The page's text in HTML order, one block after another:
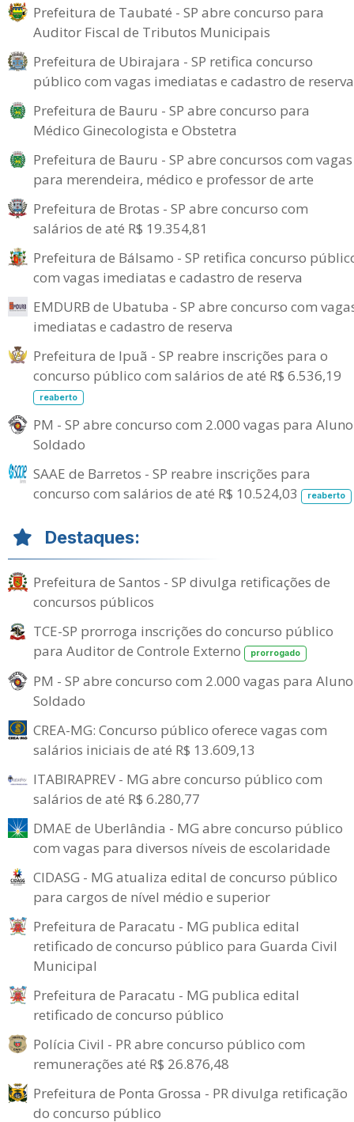
Prefeitura de Taubaté - SP abre concurso para
Auditor Fiscal de Tributos Municipais
Prefeitura de Ubirajara - SP retifica concurso
público com vagas imediatas e cadastro de reserva
Prefeitura de Bauru - SP abre concurso para
Médico Ginecologista e Obstetra
Prefeitura de Bauru - SP abre concursos com vagas
para merendeira, médico e professor de arte
Prefeitura de Brotas - SP abre concurso com
salários de até R$ 19.354,81
Prefeitura de Bálsamo - SP retifica concurso
com vagas imediatas e cadastro de reserva
EMDURB de Ubatuba - SP abre concurso com
imediatas e cadastro de reserva
Prefeitura de Ipuã - SP reabre inscrições para o
concurso público com salários de até R$ 6.536,19
reaberto
PM - SP abre concurso com 2.000 vagas para
Soldado
SAAE de Barretos - SP reabre inscrições para
concurso com salários de até R$ 10.524,03
reaberto
Destaques:
Prefeitura de Santos - SP divulga retificações de
concursos públicos
TCE-SP prorroga inscrições do concurso público
para Auditor de Controle Externo
prorrogado
PM - SP abre concurso com 2.000 vagas para
Soldado
CREA-MG: Concurso público oferece vagas com
salários iniciais de até R$ 13.609,13
ITABIRAPREV - MG abre concurso público com
salários de até R$ 6.280,77
DMAE de Uberlândia - MG abre concurso público
com vagas para diversos níveis de escolaridade
CIDASG - MG atualiza edital de concurso público
para cargos de nível médio e superior
Prefeitura de Paracatu - MG publica edital
retificado de concurso público para Guarda Civil
Municipal
Prefeitura de Paracatu - MG publica edital
retificado de concurso público
Polícia Civil - PR abre concurso público com
remunerações até R$ 26.876,48
Prefeitura de Ponta Grossa - PR divulga retificação
do concurso público